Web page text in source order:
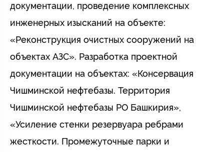
документации, проведение комплексных
инженерных изысканий на объекте:
«Реконструкция очистных сооружений на
объектах АЗС». Разработка проектной
документации на объектах: «Консервация
Чишминской нефтебазы. Территория
Чишминской нефтебазы РО Башкирия»,
«Усиление стенки резервуара ребрами
жесткости. Промежуточные парки и